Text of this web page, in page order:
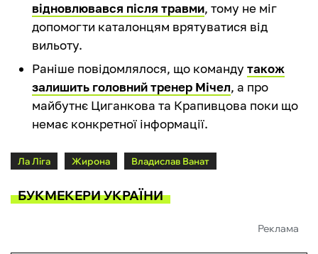
відновлювався після травми, тому не міг
допомогти каталонцям врятуватися від
вильоту.
Раніше повідомлялося, що команду також
залишить головний тренер Мічел, а про
майбутнє Циганкова та Крапивцова поки що
немає конкретної інформації.
Ла Ліга Жирона Владислав Ванат
БУКМЕКЕРИ УКРАЇНИ
Реклама